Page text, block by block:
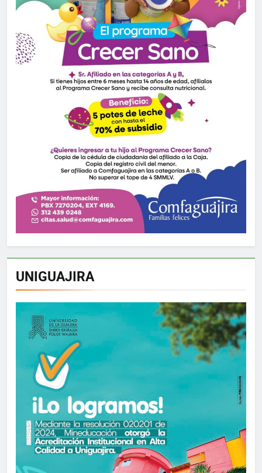
UNIGUAJIRA